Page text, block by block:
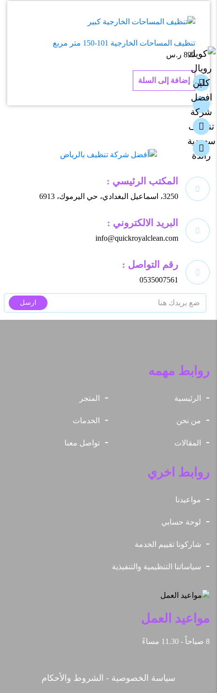
تنظيف المساحات الخارجية 101-150 متر مربع
890 ر.س
إضافة إلى السلة
المكتب الرئيسي :
3250، اسماعيل البغدادي، حي اليرموك، 6913
البريد الالكتروني :
info@quickroyalclean.com
رقم التواصل :
0535007561
ارسل
روابط مهمه
الرئيسية المتجر
من نحن الخدمات
المقالات تواصل معنا
روابط اخري
مواعيدنا
لوحة حسابي
شاركونا تقييم الخدمة
سياساتنا التنظيمية والتنفيذية
مواعيد العمل
8 صباحاً - 11.30 مساءً
سياسة الخصوصية الشروط والأحكام